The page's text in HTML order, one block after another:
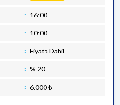
16:00
10:00
Fiyata Dahil
% 20
6.000 ₺